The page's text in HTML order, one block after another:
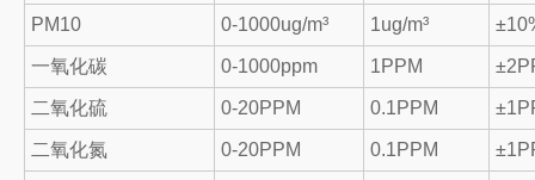
PM10 0-1000ug/m³ 1ug/m³
一氧化碳 0-1000ppm 1PPM
二氧化硫 0-20PPM 0.1PPM
二氧化氮 0-20PPM 0.1PPM